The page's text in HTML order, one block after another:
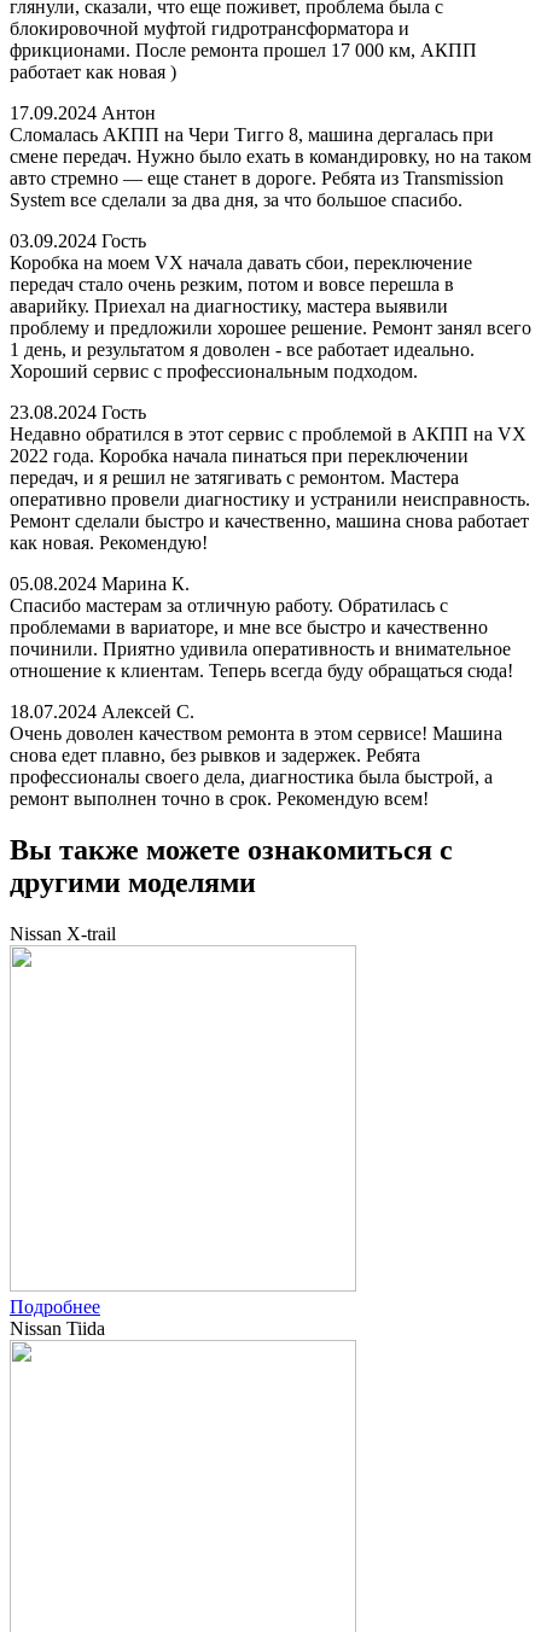
глянули, сказали, что еще поживет, проблема была с
блокировочной муфтой гидротрансформатора и
фрикционами. После ремонта прошел 17 000 км, АКПП
работает как новая )
17.09.2024 Антон
Сломалась АКПП на Чери Тигго 8, машина дергалась при
смене передач. Нужно было ехать в командировку, но на таком
авто стремно — еще станет в дороге. Ребята из Transmission
System все сделали за два дня, за что большое спасибо.
03.09.2024 Гость
Коробка на моем VX начала давать сбои, переключение
передач стало очень резким, потом и вовсе перешла в
аварийку. Приехал на диагностику, мастера выявили
проблему и предложили хорошее решение. Ремонт занял всего
1 день, и результатом я доволен - все работает идеально.
Хороший сервис с профессиональным подходом.
23.08.2024 Гость
Недавно обратился в этот сервис с проблемой в АКПП на VX
2022 года. Коробка начала пинаться при переключении
передач, и я решил не затягивать с ремонтом. Мастера
оперативно провели диагностику и устранили неисправность.
Ремонт сделали быстро и качественно, машина снова работает
как новая. Рекомендую!
05.08.2024 Марина К.
Спасибо мастерам за отличную работу. Обратилась с
проблемами в вариаторе, и мне все быстро и качественно
починили. Приятно удивила оперативность и внимательное
отношение к клиентам. Теперь всегда буду обращаться сюда!
18.07.2024 Алексей С.
Очень доволен качеством ремонта в этом сервисе! Машина
снова едет плавно, без рывков и задержек. Ребята
профессионалы своего дела, диагностика была быстрой, а
ремонт выполнен точно в срок. Рекомендую всем!
Вы также можете ознакомиться с
другими моделями
Nissan X-trail
Подробнее
Nissan Tiida